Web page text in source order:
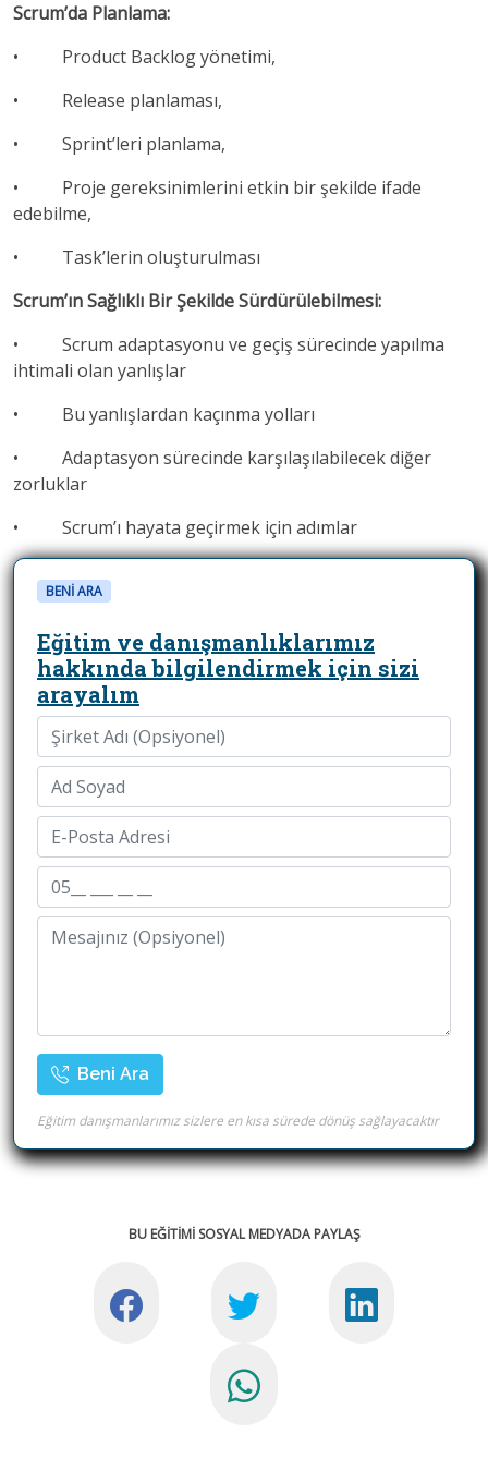
Scrum’da Planlama:
• Product Backlog yönetimi,
• Release planlaması,
• Sprint’leri planlama,
• Proje gereksinimlerini etkin bir şekilde ifade
edebilme,
• Task’lerin oluşturulması
Scrum’ın Sağlıklı Bir Şekilde Sürdürülebilmesi:
• Scrum adaptasyonu ve geçiş sürecinde yapılma
ihtimali olan yanlışlar
• Bu yanlışlardan kaçınma yolları
• Adaptasyon sürecinde karşılaşılabilecek diğer
zorluklar
• Scrum’ı hayata geçirmek için adımlar
BENİ ARA
Eğitim ve danışmanlıklarımız
hakkında bilgilendirmek için sizi
arayalım
Beni Ara
Eğitim danışmanlarımız sizlere en kısa sürede dönüş sağlayacaktır
BU EĞİTİMİ SOSYAL MEDYADA PAYLAŞ